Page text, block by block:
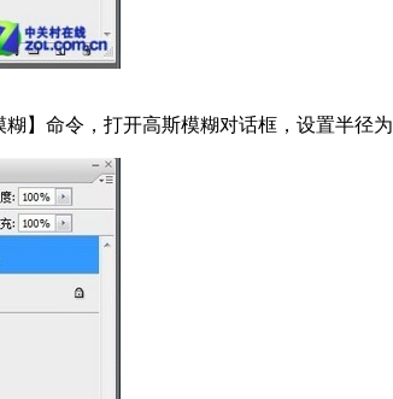
命令，打开高斯模糊对话框，设置半径为